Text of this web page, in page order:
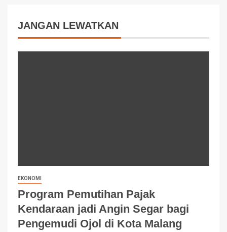
JANGAN LEWATKAN
EKONOMI
Program Pemutihan Pajak
Kendaraan jadi Angin Segar bagi
Pengemudi Ojol di Kota Malang